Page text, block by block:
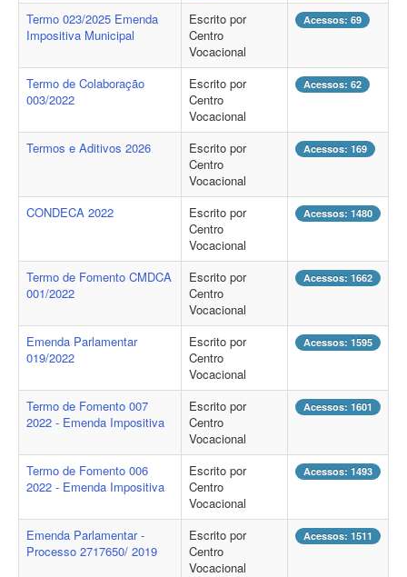
Termo 023/2025 Emenda
Impositiva Municipal
Escrito por
Centro
Vocacional
Acessos: 69
Termo de Colaboração
003/2022
Escrito por
Centro
Vocacional
Acessos: 62
Termos e Aditivos 2026
Escrito por
Centro
Vocacional
Acessos: 169
CONDECA 2022
Escrito por
Centro
Vocacional
Acessos: 1480
Termo de Fomento CMDCA
001/2022
Escrito por
Centro
Vocacional
Acessos: 1662
Emenda Parlamentar
019/2022
Escrito por
Centro
Vocacional
Acessos: 1595
Termo de Fomento 007
2022 - Emenda Impositiva
Escrito por
Centro
Vocacional
Acessos: 1601
Termo de Fomento 006
2022 - Emenda Impositiva
Escrito por
Centro
Vocacional
Acessos: 1493
Emenda Parlamentar -
Processo 2717650/ 2019
Escrito por
Centro
Vocacional
Acessos: 1511